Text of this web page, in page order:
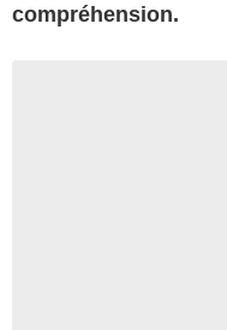
compréhension.